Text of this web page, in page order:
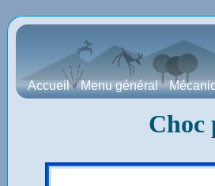
Accueil Menu général
Choc